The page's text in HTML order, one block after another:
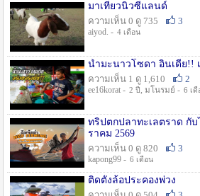
มาเที่ยวนิวซีแลนด์
ความเห็น 0 ดู 735
3
aiyod. - 4 เดือน
น้ำมะนาวโซดา อินเดีย!! เ
ความเห็น 1 ดู 1,610
2
ee16korat - 2 ปี , มโนรมย์ - 6 เดื
ทริปตกปลาทะเลตราด กับ
ราคม 2569
ความเห็น 0 ดู 820
3
kapong99 - 6 เดือน
ติดตั้งล้อประคองพ่วง